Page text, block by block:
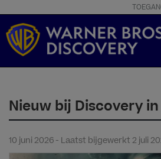
Nieuw bij Discovery
10 juni 2026 - Laatst bijgewerkt 2 juli